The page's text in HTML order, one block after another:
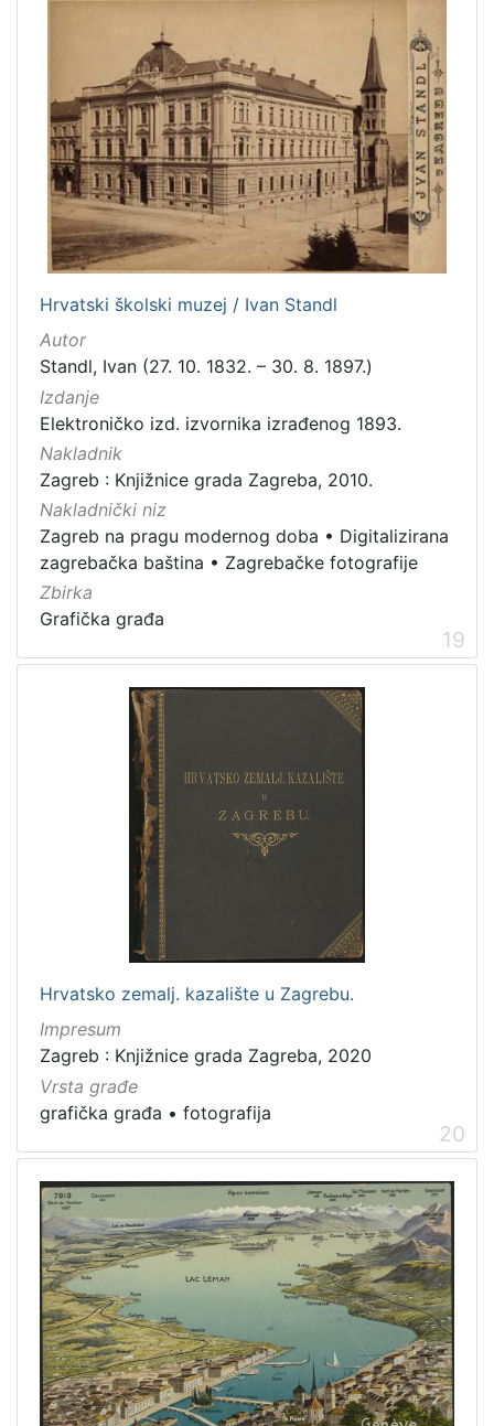
Hrvatski školski muzej / Ivan Standl
Autor
Standl, Ivan (27. 10. 1832. – 30. 8. 1897.)
Izdanje
Elektroničko izd. izvornika izrađenog 1893.
Nakladnik
Zagreb : Knjižnice grada Zagreba, 2010.
Nakladnički niz
Zagreb na pragu modernog doba • Digitalizirana
zagrebačka baština • Zagrebačke fotografije
Zbirka
Grafička građa
19
Hrvatsko zemalj. kazalište u Zagrebu.
Impresum
Zagreb : Knjižnice grada Zagreba, 2020
Vrsta građe
grafička građa • fotografija
20